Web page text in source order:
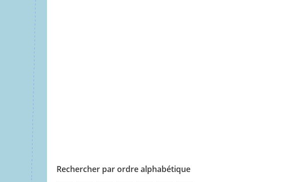
Rechercher par ordre alphabétique